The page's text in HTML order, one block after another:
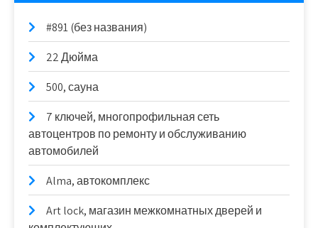
#891 (без названия)
22 Дюйма
500, сауна
7 ключей, многопрофильная сеть
автоцентров по ремонту и обслуживанию
автомобилей
Alma, автокомплекс
Art lock, магазин межкомнатных дверей и